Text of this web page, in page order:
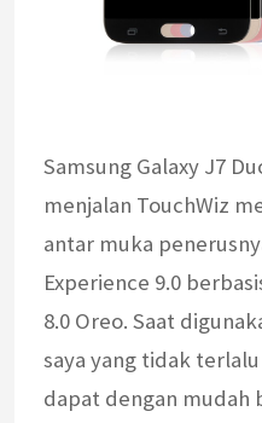
Samsung Galaxy J7
menjalan TouchWiz
antar muka
Experience 9.0
8.0 Oreo. Saat
saya yang tidak
dapat dengan mudah